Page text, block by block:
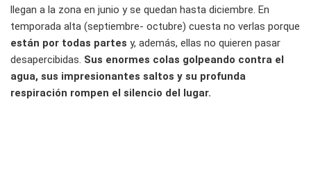
llegan a la zona en junio y se quedan hasta diciembre. En
temporada alta (septiembre- octubre) cuesta no verlas porque
están por todas partes y, además, ellas no quieren pasar
desapercibidas. Sus enormes colas golpeando contra el
agua, sus impresionantes saltos y su profunda
respiración rompen el silencio del lugar.